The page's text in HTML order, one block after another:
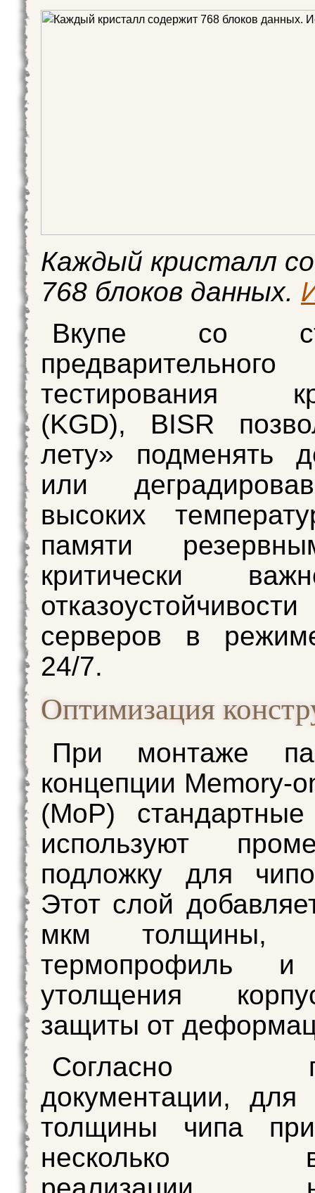
Каждый кристалл
768 блоков данных.
Вкупе со
предварительного
тестирования
(KGD), BISR
лету» подменять
или
высоких
памяти
критически
серверов в
24/7.
Оптимизация
При монтаже
концепции Memory-
(MoP)
используют
подложку для
Этот слой
мкм толщины,
термопрофиль и
утолщения
защиты от
Согласно
документации, для
толщины чипа
несколько